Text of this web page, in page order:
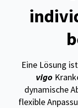
Eine Lösung
vigo
dynamische
flexible